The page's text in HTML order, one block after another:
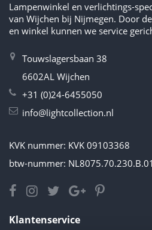
Lampenwinkel en verlichtings-
van Wijchen bij Nijmegen. Door
en winkel kunnen we service
Touwslagersbaan 38
6602AL Wijchen
+31 (0)24-6455050
info@lightcollection.nl
KVK nummer: KVK 09103368
btw-nummer: NL8075.70.230.B.01
Klantenservice